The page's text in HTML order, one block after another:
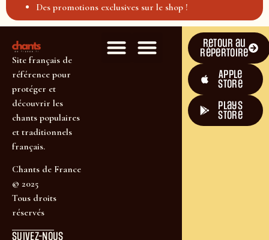
Des promotions exclusives sur le shop !
Site français de
référence pour
protéger et
découvrir les
chants populaires
et traditionnels
français.
Chants de France
© 2025
Tous droits
réservés
SUIVEZ-NOUS
Retour au
répertoire
Apple
Store
plays
store